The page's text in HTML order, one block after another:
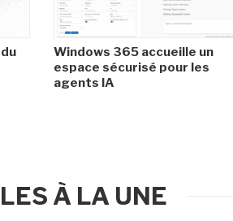
Windows 365 accueille un
espace sécurisé pour les
agents IA
À LA UNE